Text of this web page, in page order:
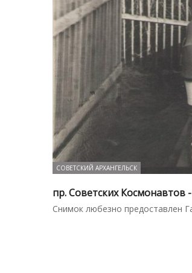
СОВЕТСКИЙ АРХАНГЕЛЬСК
пр. Советских Космонавтов
Снимок любезно предоставлен